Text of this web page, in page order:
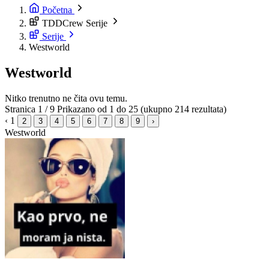
Početna
TDDCrew Serije
Serije
Westworld
Westworld
Nitko trenutno ne čita ovu temu.
Stranica 1 / 9 Prikazano od 1 do 25 (ukupno 214 rezultata)
‹ 1 2 3 4 5 6 7 8 9 ›
Westworld